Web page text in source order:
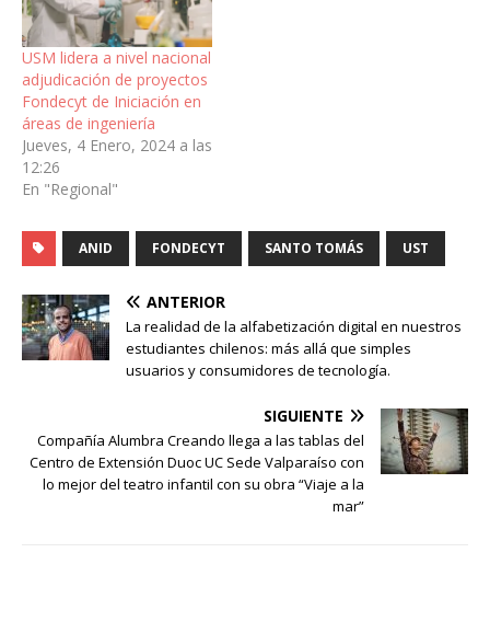
USM lidera a nivel nacional
adjudicación de proyectos
Fondecyt de Iniciación en
áreas de ingeniería
Jueves, 4 Enero, 2024 a las
12:26
En "Regional"
ANID FONDECYT SANTO TOMÁS UST
ANTERIOR
La realidad de la alfabetización digital en nuestros
estudiantes chilenos: más allá que simples
usuarios y consumidores de tecnología.
SIGUIENTE
Compañía Alumbra Creando llega a las tablas del
Centro de Extensión Duoc UC Sede Valparaíso con
lo mejor del teatro infantil con su obra “Viaje a la
mar”